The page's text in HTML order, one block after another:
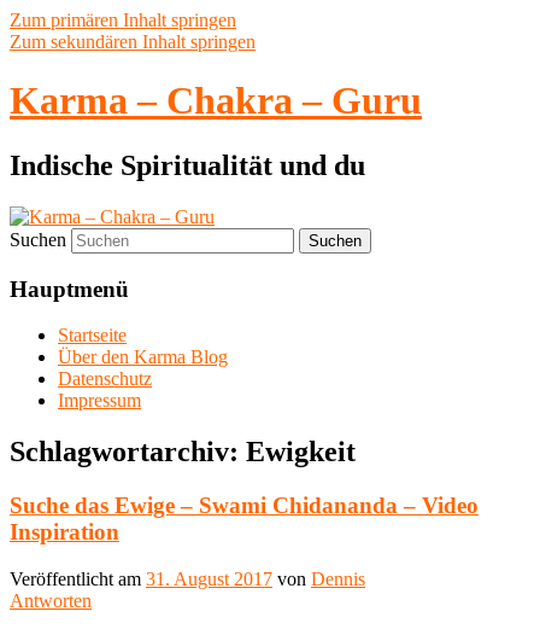
Zum primären Inhalt springen
Zum sekundären Inhalt springen
Karma – Chakra – Guru
Indische Spiritualität und du
Suchen
Hauptmenü
Startseite
Über den Karma Blog
Datenschutz
Impressum
Schlagwortarchiv: Ewigkeit
Suche das Ewige – Swami Chidananda – Video
Inspiration
Veröffentlicht am 31. August 2017 von Dennis
Antworten